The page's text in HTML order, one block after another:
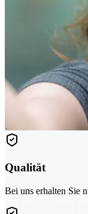
Qualität
Bei uns erhalten Sie